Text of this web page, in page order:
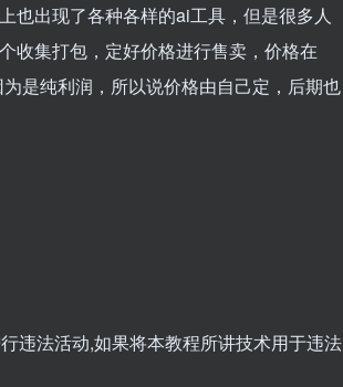
也出现了各种各样的ai工具，但是很多人
收集打包，定好价格进行售卖，价格在
是纯利润，所以说价格由自己定，后期也
违法活动,如果将本教程所讲技术用于违法